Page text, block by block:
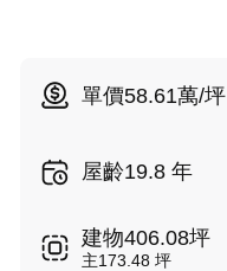
單價58.61萬/坪
屋齡19.8 年
建物406.08坪
主173.48 坪